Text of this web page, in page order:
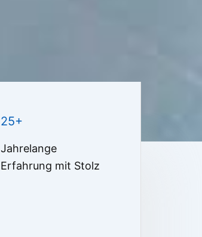
25+
Jahrelange
Erfahrung mit Stolz